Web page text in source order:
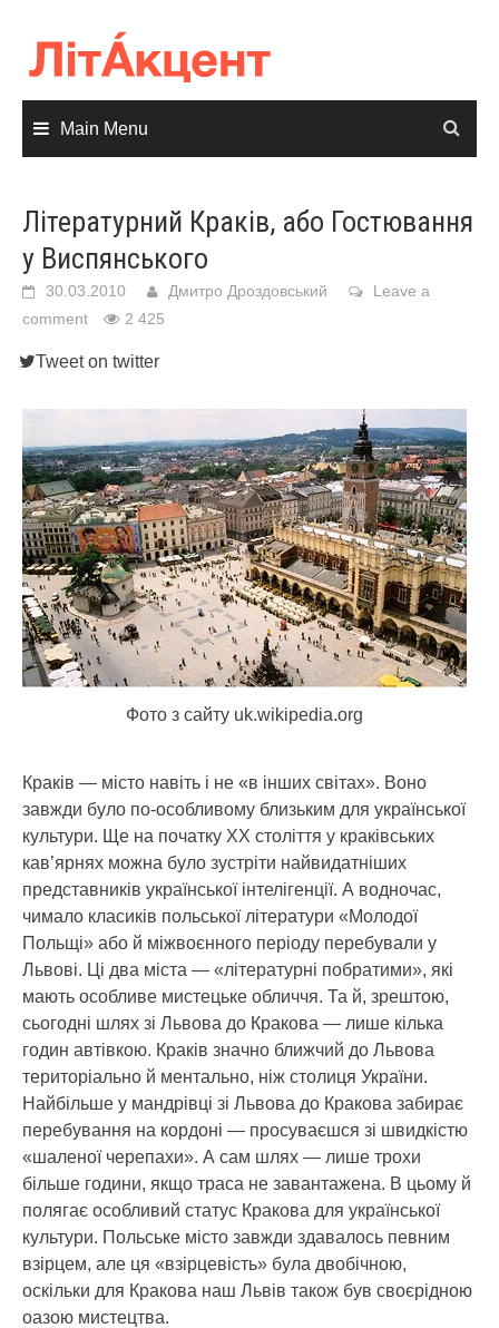
content
Main Menu
Літературний Краків, або Гостювання
у Виспянського
30.03.2010 Дмитро Дроздовський
Leave a
comment
2 425
Tweet on twitter
Фото з сайту uk.wikipedia.org
Краків — місто навіть і не «в інших світах». Воно
завжди було по-особливому близьким для української
культури. Ще на початку ХХ століття у краківських
кав’ярнях можна було зустріти найвидатніших
представників української інтелігенції. А водночас,
чимало класиків польської літератури «Молодої
Польщі» або й міжвоєнного періоду перебували у
Львові. Ці два міста — «літературні побратими», які
мають особливе мистецьке обличчя. Та й, зрештою,
сьогодні шлях зі Львова до Кракова — лише кілька
годин автівкою. Краків значно ближчий до Львова
територіально й ментально, ніж столиця України.
Найбільше у мандрівці зі Львова до Кракова забирає
перебування на кордоні — просуваєшся зі швидкістю
«шаленої черепахи». А сам шлях — лише трохи
більше години, якщо траса не завантажена. В цьому й
полягає особливий статус Кракова для української
культури. Польське місто завжди здавалось певним
взірцем, але ця «взірцевість» була двобічною,
оскільки для Кракова наш Львів також був своєрідною
оазою мистецтва.